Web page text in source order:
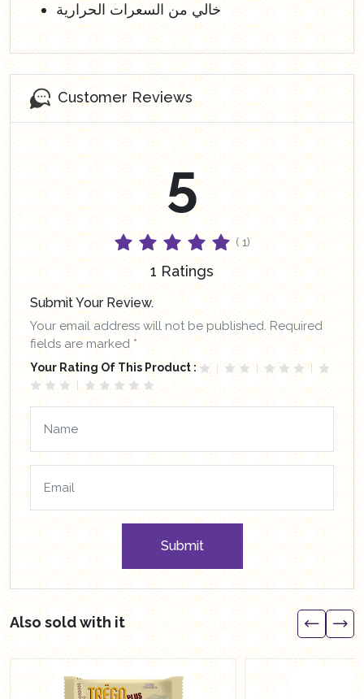
خالي من السعرات الحرارية
Customer Reviews
5
( 1)
1 Ratings
Submit Your Review.
Your email address will not be published. Required
fields are marked *
Your Rating Of This Product :
Submit
Also sold with it